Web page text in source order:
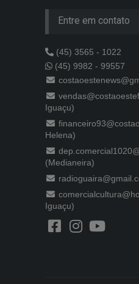
Entre em contato
(45) 3565 - 1022
(45) 9982 - 99557
Iguaçu)
Helena)
(Medianeira)
Iguaçu)